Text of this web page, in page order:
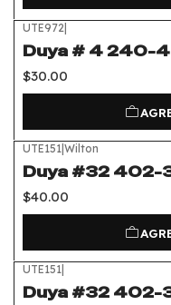
UTE972|
Duya # 4 240-4
$30.00
UTE151|Wilton
Duya #32 402-
$40.00
UTE151|
Duya #32 402-